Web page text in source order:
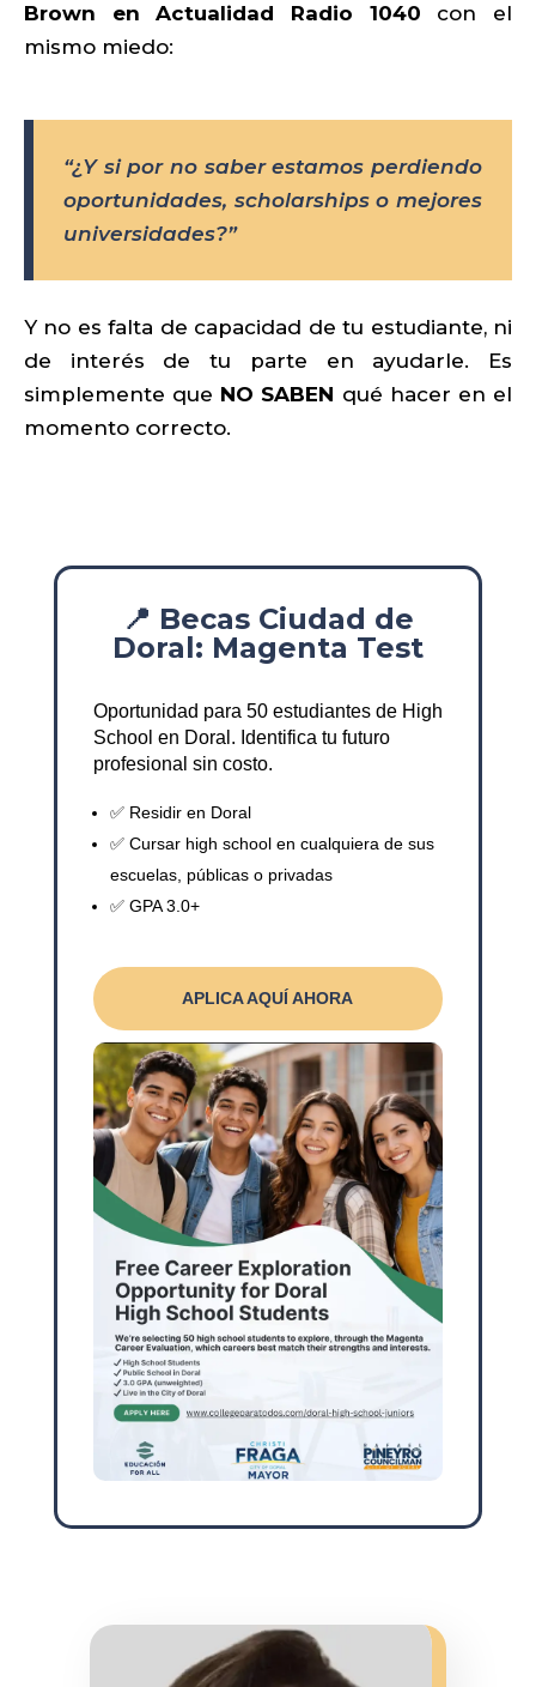
Brown en Actualidad Radio 1040 con el
mismo miedo:
“¿Y si por no saber estamos perdiendo
oportunidades, scholarships o mejores
universidades?”
Y no es falta de capacidad de tu estudiante, ni
de interés de tu parte en ayudarle. Es
simplemente que NO SABEN qué hacer en el
momento correcto.
📍 Becas Ciudad de
Doral: Magenta Test
Oportunidad para 50 estudiantes de High
School en Doral. Identifica tu futuro
profesional sin costo.
✅ Residir en Doral
✅ Cursar high school en cualquiera de sus
escuelas, públicas o privadas
✅ GPA 3.0+
APLICA AQUÍ AHORA